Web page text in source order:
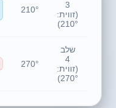
3
(זווית:
210°)
210°
שלב
4
(זווית:
270°)
270°